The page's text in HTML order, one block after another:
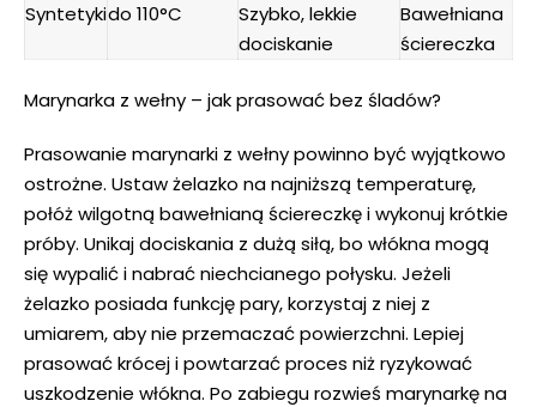
Syntetykido 110°C
Szybko, lekkie
dociskanie
Bawełniana
ściereczka
Marynarka z wełny – jak prasować bez śladów?
Prasowanie marynarki z wełny powinno być wyjątkowo
ostrożne. Ustaw żelazko na najniższą temperaturę,
połóż wilgotną bawełnianą ściereczkę i wykonuj krótkie
próby. Unikaj dociskania z dużą siłą, bo włókna mogą
się wypalić i nabrać niechcianego połysku. Jeżeli
żelazko posiada funkcję pary, korzystaj z niej z
umiarem, aby nie przemaczać powierzchni. Lepiej
prasować krócej i powtarzać proces niż ryzykować
uszkodzenie włókna. Po zabiegu rozwieś marynarkę na